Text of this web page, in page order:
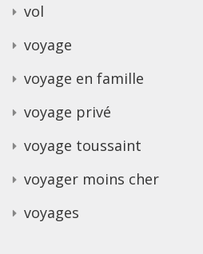
vol
voyage
voyage en famille
voyage privé
voyage toussaint
voyager moins cher
voyages